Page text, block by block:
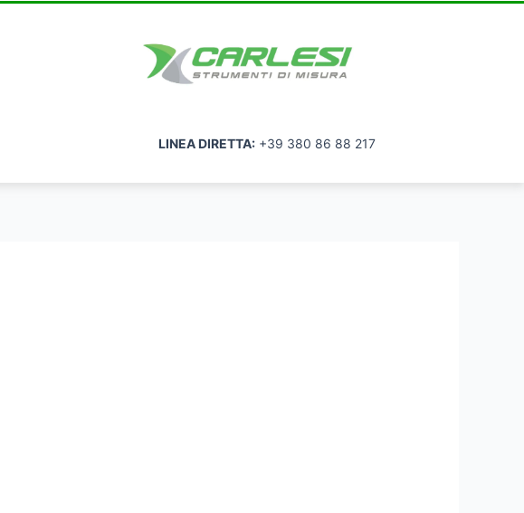
LINEA DIRETTA: +39 380 86 88 217